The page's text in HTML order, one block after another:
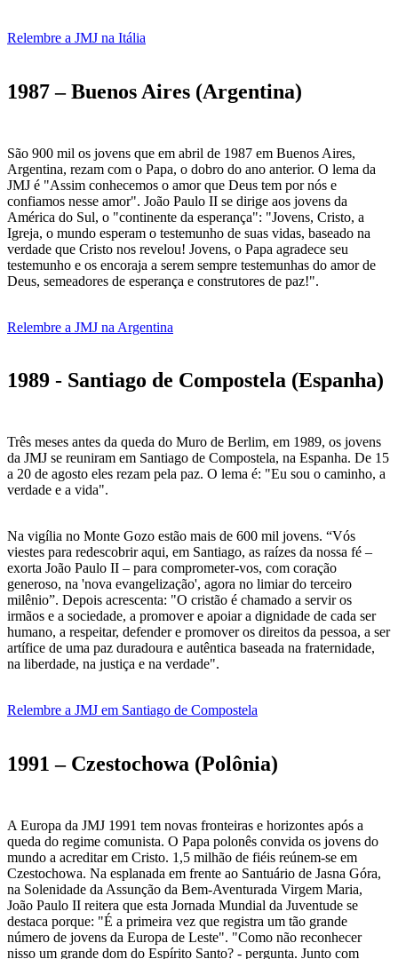
Relembre a JMJ na Itália
1987 – Buenos Aires (Argentina)
São 900 mil os jovens que em abril de 1987 em Buenos Aires,
Argentina, rezam com o Papa, o dobro do ano anterior. O lema da
JMJ é "Assim conhecemos o amor que Deus tem por nós e
confiamos nesse amor". João Paulo II se dirige aos jovens da
América do Sul, o "continente da esperança": "Jovens, Cristo, a
Igreja, o mundo esperam o testemunho de suas vidas, baseado na
verdade que Cristo nos revelou! Jovens, o Papa agradece seu
testemunho e os encoraja a serem sempre testemunhas do amor de
Deus, semeadores de esperança e construtores de paz!".
Relembre a JMJ na Argentina
1989 - Santiago de Compostela (Espanha)
Três meses antes da queda do Muro de Berlim, em 1989, os jovens
da JMJ se reuniram em Santiago de Compostela, na Espanha. De 15
a 20 de agosto eles rezam pela paz. O lema é: "Eu sou o caminho, a
verdade e a vida".
Na vigília no Monte Gozo estão mais de 600 mil jovens. “Vós
viestes para redescobrir aqui, em Santiago, as raízes da nossa fé –
exorta João Paulo II – para comprometer-vos, com coração
generoso, na 'nova evangelização', agora no limiar do terceiro
milênio”. Depois acrescenta: "O cristão é chamado a servir os
irmãos e a sociedade, a promover e apoiar a dignidade de cada ser
humano, a respeitar, defender e promover os direitos da pessoa, a ser
artífice de uma paz duradoura e autêntica baseada na fraternidade,
na liberdade, na justiça e na verdade".
Relembre a JMJ em Santiago de Compostela
1991 – Czestochowa (Polônia)
A Europa da JMJ 1991 tem novas fronteiras e horizontes após a
queda do regime comunista. O Papa polonês convida os jovens do
mundo a acreditar em Cristo. 1,5 milhão de fiéis reúnem-se em
Czestochowa. Na esplanada em frente ao Santuário de Jasna Góra,
na Solenidade da Assunção da Bem-Aventurada Virgem Maria,
João Paulo II reitera que esta Jornada Mundial da Juventude se
destaca porque: "É a primeira vez que registra um tão grande
número de jovens da Europa de Leste". "Como não reconhecer
nisso um grande dom do Espírito Santo? - pergunta. Junto com